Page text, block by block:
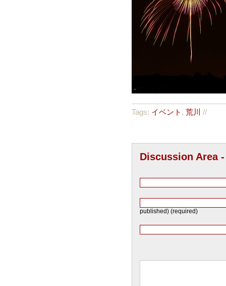
Tags: イベント , 荒川 //
Discussion Area
published) (required)